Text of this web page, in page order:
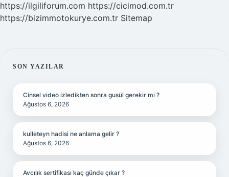
https://ilgiliforum.com https://cicimod.com.tr
https://bizimmotokurye.com.tr Sitemap
SIDEBAR
SON YAZILAR
Cinsel video izledikten sonra gusül gerekir mi ?
Ağustos 6, 2026
kulleteyn hadisi ne anlama gelir ?
Ağustos 6, 2026
Avcılık sertifikası kaç günde çıkar ?